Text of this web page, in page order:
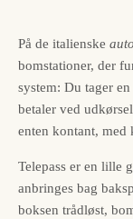
På de italienske
bomstationer, der
system: Du tager
betaler ved
enten kontant, med
Telepass er en lille
anbringes bag
boksen trådløst,